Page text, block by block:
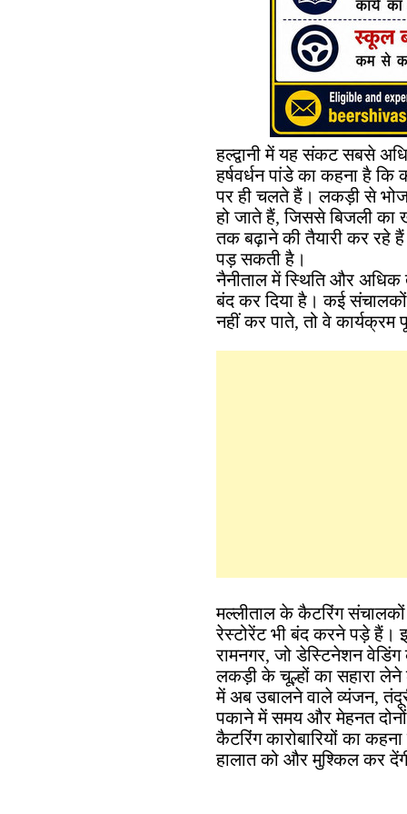
हल्द्वानी में यह संकट सबसे
हर्षवर्धन पांडे का कहना है
पर ही चलते हैं। लकड़ी से
हो जाते हैं, जिससे बिजली का
तक बढ़ाने की तैयारी कर रहे
पड़ सकती है।
नैनीताल में स्थिति और अधिक
बंद कर दिया है। कई
नहीं कर पाते, तो वे कार्यक्रम
मल्लीताल के कैटरिंग
रेस्टोरेंट भी बंद करने पड़े हैं।
रामनगर, जो डेस्टिनेशन वेडिंग
लकड़ी के चूल्हों का सहारा
में अब उबालने वाले व्यंजन,
पकाने में समय और मेहनत
कैटरिंग कारोबारियों का
हालात को और मुश्किल कर